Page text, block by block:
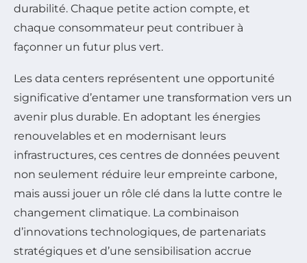
durabilité. Chaque petite action compte, et
chaque consommateur peut contribuer à
façonner un futur plus vert.
Les data centers représentent une opportunité
significative d’entamer une transformation vers un
avenir plus durable. En adoptant les énergies
renouvelables et en modernisant leurs
infrastructures, ces centres de données peuvent
non seulement réduire leur empreinte carbone,
mais aussi jouer un rôle clé dans la lutte contre le
changement climatique. La combinaison
d’innovations technologiques, de partenariats
stratégiques et d’une sensibilisation accrue